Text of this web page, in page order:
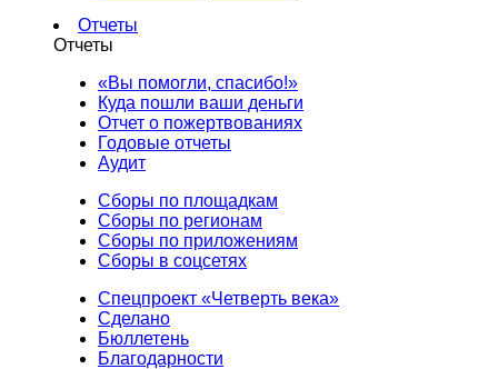
Отчеты
Отчеты
«Вы помогли, спасибо!»
Куда пошли ваши деньги
Отчет о пожертвованиях
Годовые отчеты
Аудит
Сборы по площадкам
Сборы по регионам
Сборы по приложениям
Сборы в соцсетях
Спецпроект «Четверть века»
Сделано
Бюллетень
Благодарности